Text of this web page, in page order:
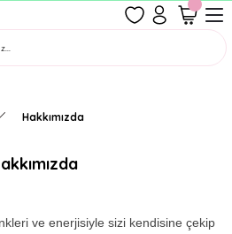
Aynı Gün Kargoda!
Hakkımızda
ve enerjisiyle sizi kendisine çekip